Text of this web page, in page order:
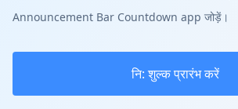
Announcement Bar Countdown app जोड़ें।
नि: शुल्क प्रारंभ करें